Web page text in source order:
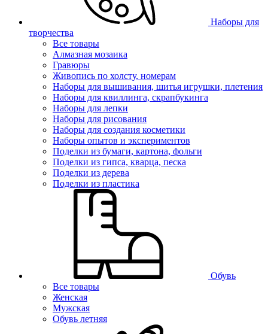
Наборы для
творчества
Все товары
Алмазная мозаика
Гравюры
Живопись по холсту, номерам
Наборы для вышивания, шитья игрушки, плетения
Наборы для квиллинга, скрапбукинга
Наборы для лепки
Наборы для рисования
Наборы для создания косметики
Наборы опытов и экспериментов
Поделки из бумаги, картона, фольги
Поделки из гипса, кварца, песка
Поделки из дерева
Поделки из пластика
Обувь
Все товары
Женская
Мужская
Обувь летняя